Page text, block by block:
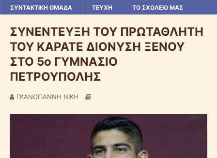
ΣΥΝΤΑΚΤΙΚΗ ΟΜΑΔΑ
ΤΕΥΧΗ ΤΟ ΣΧΟΛΕΙΟ ΜΑΣ
ΣΥΝΕΝΤΕΥΞΗ ΤΟΥ ΠΡΩΤΑΘΛΗΤΗ
ΤΟΥ ΚΑΡΑΤΕ ΔΙΟΝΥΣΗ ΞΕΝΟΥ
ΣΤΟ 5ο ΓΥΜΝΑΣΙΟ
ΠΕΤΡΟΥΠΟΛΗΣ
ΓΚΑΝΟΓΙΑΝΝΗ ΝΙΚΗ